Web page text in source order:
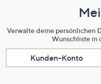
Verwalte deine persönlichen
Wunschliste in
Kunden-Konto